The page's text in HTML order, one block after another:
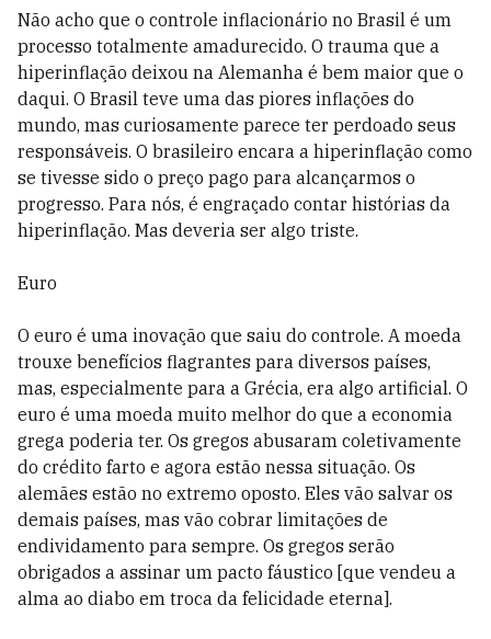
Não acho que o controle inflacionário no Brasil é um
processo totalmente amadurecido. O trauma que a
hiperinflação deixou na Alemanha é bem maior que o
daqui. O Brasil teve uma das piores inflações do
mundo, mas curiosamente parece ter perdoado seus
responsáveis. O brasileiro encara a hiperinflação como
se tivesse sido o preço pago para alcançarmos o
progresso. Para nós, é engraçado contar histórias da
hiperinflação. Mas deveria ser algo triste.
Euro
O euro é uma inovação que saiu do controle. A moeda
trouxe benefícios flagrantes para diversos países,
mas, especialmente para a Grécia, era algo artificial. O
euro é uma moeda muito melhor do que a economia
grega poderia ter. Os gregos abusaram coletivamente
do crédito farto e agora estão nessa situação. Os
alemães estão no extremo oposto. Eles vão salvar os
demais países, mas vão cobrar limitações de
endividamento para sempre. Os gregos serão
obrigados a assinar um pacto fáustico [que vendeu a
alma ao diabo em troca da felicidade eterna].